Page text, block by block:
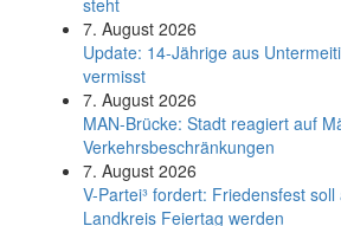
steht
7. August 2026
Update: 14-Jährige aus
vermisst
7. August 2026
MAN-Brücke: Stadt reagiert auf
Verkehrsbeschränkungen
7. August 2026
V-Partei­³ fordert: Friedens­fest
Land­kreis Feier­tag werden